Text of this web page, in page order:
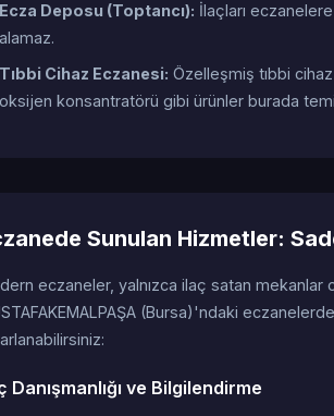
Ecza Deposu (Toptancı): İlaçları
alamaz.
Tıbbi Cihaz Eczanesi: Özelleşmiş tıbbi
oksijen konsantratörü gibi ürünler burada
Sunulan Hizmetler:
eczaneler, yalnızca ilaç satan mekanlar
(Bursa)'ndaki
Danışmanlığı ve Bilgilendirme